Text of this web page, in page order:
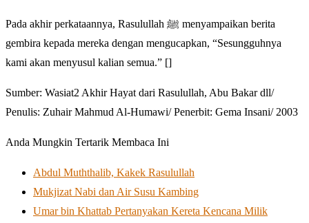
Pada akhir perkataannya, Rasulullah ﷺ menyampaikan berita
gembira kepada mereka dengan mengucapkan, “Sesungguhnya
kami akan menyusul kalian semua.” []
Sumber: Wasiat2 Akhir Hayat dari Rasulullah, Abu Bakar dll/
Penulis: Zuhair Mahmud Al-Humawi/ Penerbit: Gema Insani/ 2003
Anda Mungkin Tertarik Membaca Ini
Abdul Muththalib, Kakek Rasulullah
Mukjizat Nabi dan Air Susu Kambing
Umar bin Khattab Pertanyakan Kereta Kencana Milik